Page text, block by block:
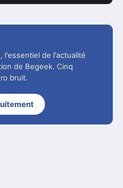
l'essentiel de l'actualité
de Begeek. Cinq
bruit.